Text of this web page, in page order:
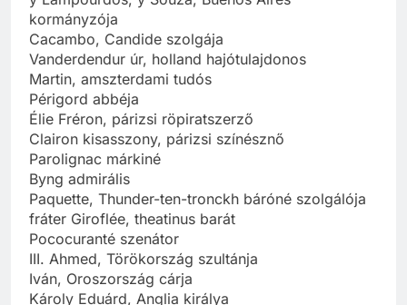
kormányzója
Cacambo, Candide szolgája
Vanderdendur úr, holland hajótulajdonos
Martin, amszterdami tudós
Périgord abbéja
Élie Fréron, párizsi röpiratszerző
Clairon kisasszony, párizsi színésznő
Parolignac márkiné
Byng admirális
Paquette, Thunder-ten-tronckh báróné szolgálója
fráter Giroflée, theatinus barát
Pococuranté szenátor
III. Ahmed, Törökország szultánja
Iván, Oroszország cárja
Károly Eduárd, Anglia királya